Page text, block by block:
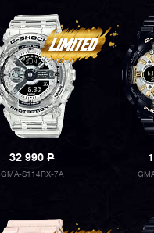
32 990P
GMA-S114RX-7A